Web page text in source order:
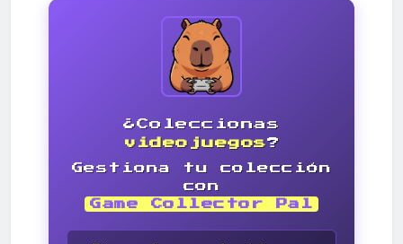
¿Coleccionas
videojuegos?
Gestiona tu colección
con
Game Collector Pal